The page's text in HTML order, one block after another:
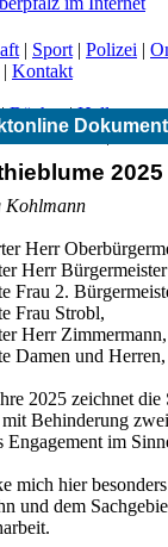
2025
Kohlmann
Herr
Herr
Frau 2.
Frau Strobl,
Herr Zimmermann,
Damen und Herren,
2025 zeichnet
Behinderung
Engagement im
mich hier
und dem
| Sport | Polizei |
| Kontakt
Bücher|Hallo
Freie Wähler|